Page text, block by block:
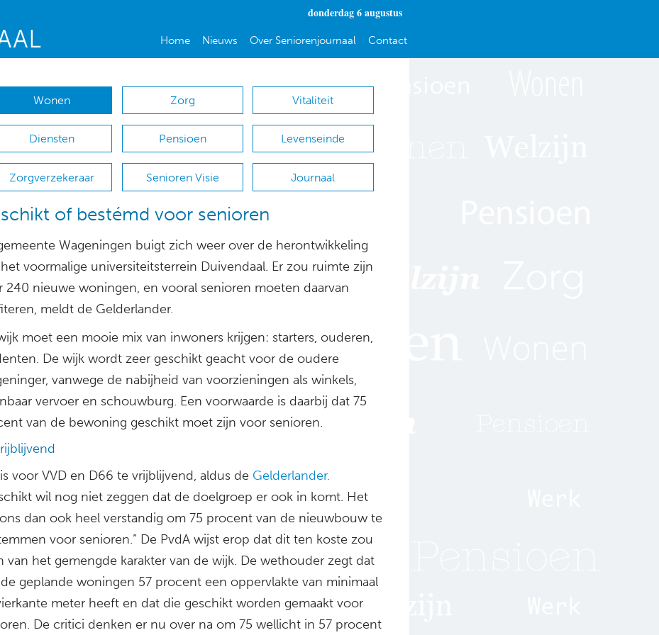
donderdag 6 augustus
Home Nieuws Over Seniorenjournaal Contact
Wonen Zorg Vitaliteit
Diensten Pensioen Levenseinde
Zorgverzekeraar Senioren Visie Journaal
of bestémd voor senioren
Wageningen buigt zich weer over de herontwikkeling
voormalige universiteitsterrein Duivendaal. Er zou ruimte zijn
240 nieuwe woningen, en vooral senioren moeten daarvan
meldt de Gelderlander.
moet een mooie mix van inwoners krijgen: starters, ouderen,
De wijk wordt zeer geschikt geacht voor de oudere
vanwege de nabijheid van voorzieningen als winkels,
vervoer en schouwburg. Een voorwaarde is daarbij dat 75
van de bewoning geschikt moet zijn voor senioren.
voor VVD en D66 te vrijblijvend, aldus de Gelderlander.
wil nog niet zeggen dat de doelgroep er ook in komt. Het
dan ook heel verstandig om 75 procent van de nieuwbouw te
voor senioren.” De PvdA wijst erop dat dit ten koste zou
van het gemengde karakter van de wijk. De wethouder zegt dat
geplande woningen 57 procent een oppervlakte van minimaal
meter heeft en dat die geschikt worden gemaakt voor
De critici denken er nu over na om 75 wellicht in 57 procent